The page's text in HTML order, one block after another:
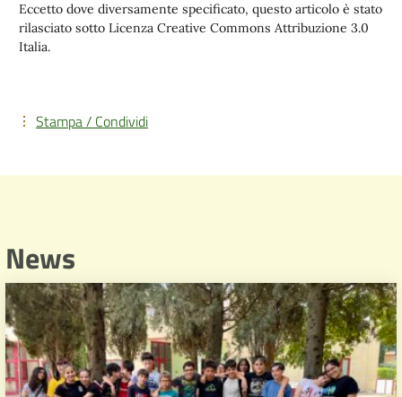
Eccetto dove diversamente specificato, questo articolo è stato
rilasciato sotto Licenza Creative Commons Attribuzione 3.0
Italia.
Stampa / Condividi
News